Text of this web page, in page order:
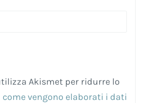
Akismet per ridurre lo
come vengono elaborati i dati